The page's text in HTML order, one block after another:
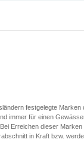
festgelegte Marken
immer für einen
Erreichen dieser
in Kraft bzw.